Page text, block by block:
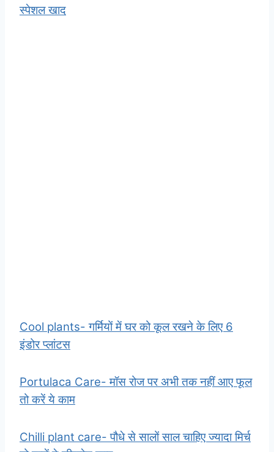
स्पेशल खाद
Cool plants- गर्मियों में घर को कूल रखने के लिए 6
इंडोर प्लांटस
Portulaca Care- मॉस रोज पर अभी तक नहीं आए फूल
तो करें ये काम
Chilli plant care- पौधे से सालों साल चाहिए ज्यादा मिर्च